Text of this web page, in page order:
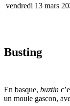
vendredi 13 mars
Busting
En basque, buztin
un moule gascon,